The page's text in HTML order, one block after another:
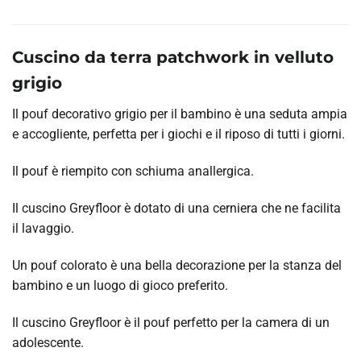
Cuscino da terra patchwork in velluto
grigio
Il pouf decorativo grigio per il bambino è una seduta ampia
e accogliente, perfetta per i giochi e il riposo di tutti i giorni.
Il pouf è riempito con schiuma anallergica.
Il cuscino Greyfloor è dotato di una cerniera che ne facilita
il lavaggio.
Un pouf colorato è una bella decorazione per la stanza del
bambino e un luogo di gioco preferito.
Il cuscino Greyfloor è il pouf perfetto per la camera di un
adolescente.